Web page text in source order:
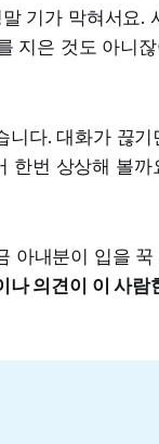
기가 막혀서요.
지은 것도 아니
다. 대화가 끊
한번 상상해 볼까
아내분이 입을
나 의견이 이 사